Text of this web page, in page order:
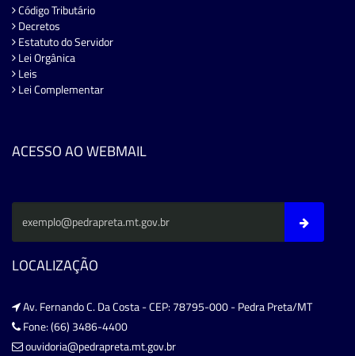
Código Tributário
Decretos
Estatuto do Servidor
Lei Orgânica
Leis
Lei Complementar
ACESSO AO WEBMAIL
LOCALIZAÇÃO
Av. Fernando C. Da Costa - CEP: 78795-000 - Pedra Preta/MT
Fone: (66) 3486-4400
ouvidoria@pedrapreta.mt.gov.br